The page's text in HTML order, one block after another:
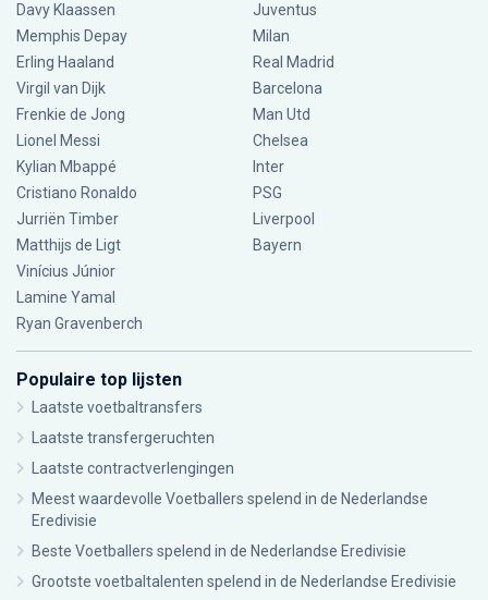
Davy Klaassen
Memphis Depay
Erling Haaland
Virgil van Dijk
Frenkie de Jong
Lionel Messi
Kylian Mbappé
Cristiano Ronaldo
Jurriën Timber
Matthijs de Ligt
Vinícius Júnior
Lamine Yamal
Ryan Gravenberch
Juventus
Milan
Real Madrid
Barcelona
Man Utd
Chelsea
Inter
PSG
Liverpool
Bayern
Populaire top lijsten
Laatste voetbaltransfers
Laatste transfergeruchten
Laatste contractverlengingen
Meest waardevolle Voetballers spelend in de Nederlandse
Eredivisie
Beste Voetballers spelend in de Nederlandse Eredivisie
Grootste voetbaltalenten spelend in de Nederlandse Eredivisie